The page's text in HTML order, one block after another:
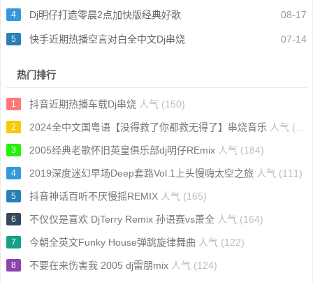
08-17
4 Dj明仔打造零晨2点加快版经典好歌
07-14
5 快手近期热播空言对白全中文Dj串烧
热门排行
1 抖音近期热播车载Dj串烧 人气 (150)
2 2024全中文国粤语【没得救了你都救无得了】串烧音乐 人气 (60)
3 2005经典老歌怀旧英皇俱乐部dj明仔REmix 人气 (184)
4 2019深度迷幻早场Deep套路Vol.1上头慢嗨太空之旅 人气 (111)
5 抖音神话百听不厌慢摇REMIX 人气 (165)
6 不仅仅是喜欢 DjTerry Remix 孙语赛vs萧全 人气 (164)
7 今朝全英文Funky House弹跳旋律舞曲 人气 (122)
8 不要在来伤害我 2005 dj雷朋mix 人气 (124)